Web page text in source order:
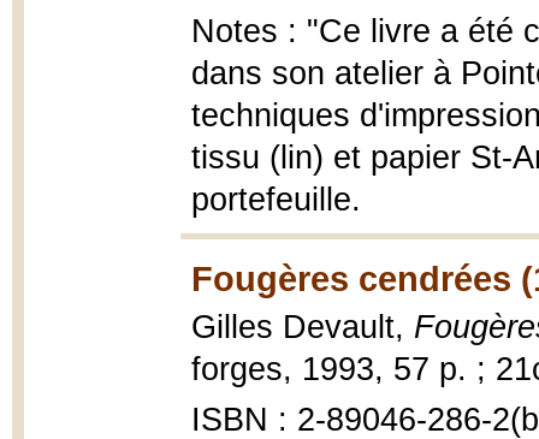
Notes : "Ce livre a été
dans son atelier à
techniques
tissu (lin) et papier St-
portefeuille.
Fougères cendrées
Gilles Devault,
forges, 1993, 57 p. ;
ISBN : 2-89046-286-